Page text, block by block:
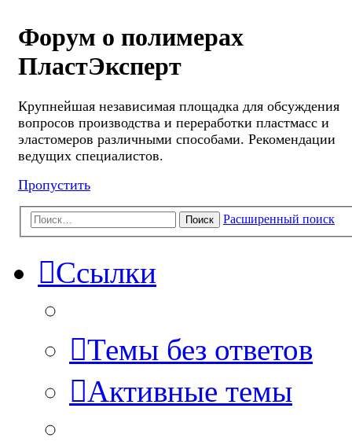
Форум о полимерах
ПластЭксперт
Крупнейшая независимая площадка для обсуждения
вопросов производства и переработки пластмасс и
эластомеров различными способами. Рекомендации
ведущих специалистов.
Пропустить
Поиск Расширенный поиск
Ссылки
Темы без ответов
Активные темы